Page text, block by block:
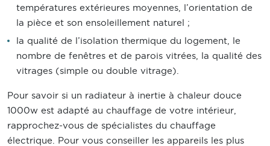
températures extérieures moyennes, l’orientation de
la pièce et son ensoleillement naturel ;
la qualité de l’isolation thermique du logement, le
nombre de fenêtres et de parois vitrées, la qualité des
vitrages (simple ou double vitrage).
Pour savoir si un radiateur à inertie à chaleur douce
1000w est adapté au chauffage de votre intérieur,
rapprochez-vous de spécialistes du chauffage
électrique. Pour vous conseiller les appareils les plus